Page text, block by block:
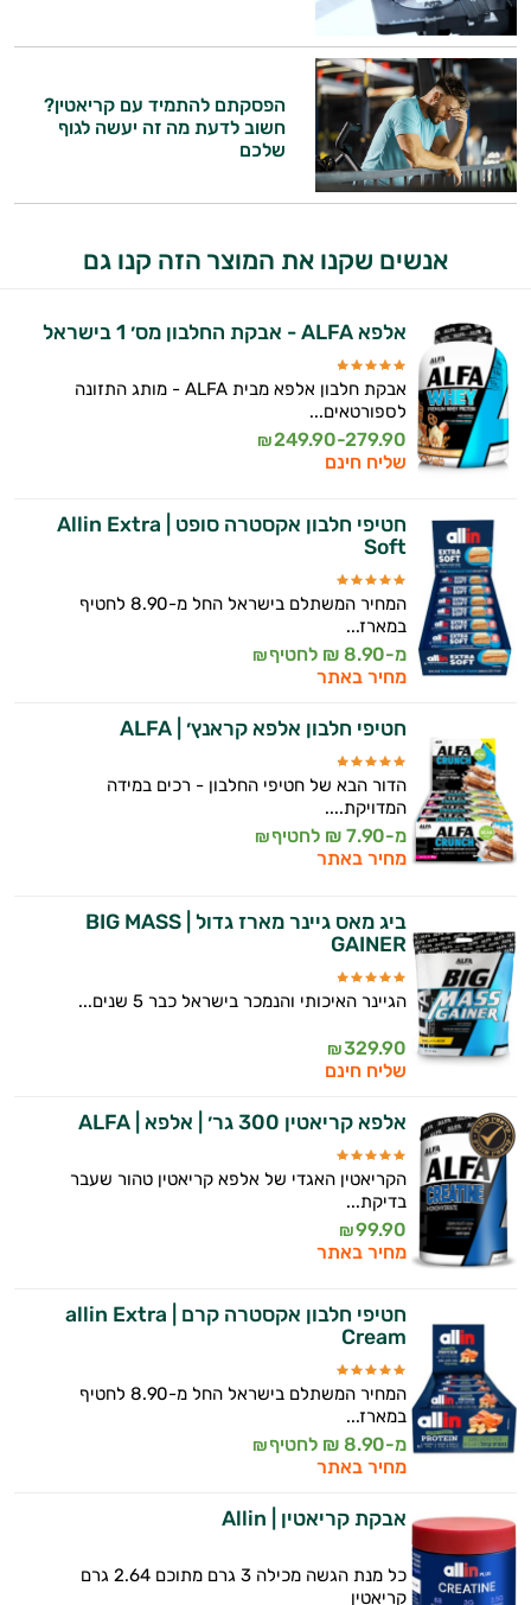
הפסקתם להתמיד עם קריאטין?
חשוב לדעת מה זה יעשה לגוף
שלכם
אנשים שקנו את המוצר הזה קנו גם
אלפא ALFA - אבקת החלבון מס׳ 1 בישראל
אבקת חלבון אלפא מבית ALFA - מותג התזונה
לספורטאים...
249.90-279.90
₪
שליח חינם
חטיפי חלבון אקסטרה סופט | Allin Extra
Soft
המחיר המשתלם בישראל החל מ-8.90 לחטיף
במארז...
מ-8.90 ₪ לחטיף ₪
מחיר באתר
חטיפי חלבון אלפא קראנץ׳ | ALFA
הדור הבא של חטיפי החלבון - רכים במידה
המדויקת....
מ-7.90 ₪ לחטיף ₪
מחיר באתר
ביג מאס גיינר מארז גדול | BIG MASS
GAINER
הגיינר האיכותי והנמכר בישראל כבר 5 שנים...
329.90
₪
שליח חינם
אלפא קריאטין 300 גר׳ | אלפא | ALFA
הקריאטין האגדי של אלפא קריאטין טהור שעבר
בדיקת...
99.90
₪
מחיר באתר
חטיפי חלבון אקסטרה קרם | allin Extra
Cream
המחיר המשתלם בישראל החל מ-8.90 לחטיף
במארז...
מ-8.90 ₪ לחטיף ₪
מחיר באתר
אבקת קריאטין | Allin
כל מנת הגשה מכילה 3 גרם מתוכם 2.64 גרם
קריאטין
וספרות מקצועית בתחומי הרפואה הטבעית
ותזונת הספורט.
אני כאן כדי לעזור לך להתאים את תוספי
התזונה ומוצרי הבריאות המדויקים למטרות
ולמצב הגופני שלך, ולהסביר לך אילו רכיבים
המטרה שלי היא להתאים עבורך המלצות
אישיות מבוססות מדעית.
זה הזמן להתחיל. איך אוכל לעזור?